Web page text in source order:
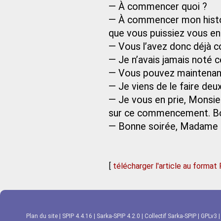
— À commencer quoi ?
— À commencer mon
que vous puissiez vous
— Vous l’avez donc déjà
— Je n’avais jamais noté
— Vous pouvez
— Je viens de le faire
— Je vous en prie,
sur ce commencement.
— Bonne soirée, Madame
[ télécharger l'article au format
Plan du site SPIP 4.4.16 Sarka-SPIP 4.2.0 Collectif Sarka-SPIP GPLv3